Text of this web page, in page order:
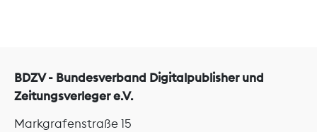
BDZV - Bundesverband Digitalpublisher und
Zeitungsverleger e.V.
Markgrafenstraße 15